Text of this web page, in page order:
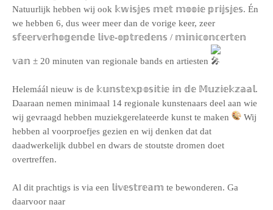
Natuurlijk hebben wij ook 𝕜𝕨𝕚𝕤𝕛𝕖𝕤 𝕞𝕖𝕥 𝕞𝕠𝕠𝕚𝕖 𝕡𝕣𝕚𝕛𝕤𝕛𝕖𝕤. Én
we hebben 6, dus weer meer dan de vorige keer, zeer
𝕤𝕗𝕖𝕖𝕣𝕧𝕖𝕣𝕙𝕠𝕘𝕖𝕟𝕕𝕖 𝕝𝕚𝕧𝕖-𝕠𝕡𝕥𝕣𝕖𝕕𝕖𝕟𝕤 / 𝕞𝕚𝕟𝕚𝕔𝕠𝕟𝕔𝕖𝕣𝕥𝕖𝕟
𝕧𝕒𝕟 ± 20 minuten van regionale bands en artiesten
Helemáál nieuw is de 𝕜𝕦𝕟𝕤𝕥𝕖𝕩𝕡𝕠𝕤𝕚𝕥𝕚𝕖 𝕚𝕟 𝕕𝕖 𝕄𝕦𝕫𝕚𝕖𝕜𝕫𝕒𝕒𝕝.
Daaraan nemen minimaal 14 regionale kunstenaars deel aan wie
wij gevraagd hebben muziekgerelateerde kunst te maken
Wij
hebben al voorproefjes gezien en wij denken dat dat
daadwerkelijk dubbel en dwars de stoutste dromen doet
overtreffen.
Al dit prachtigs is via een 𝕝𝕚𝕧𝕖𝕤𝕥𝕣𝕖𝕒𝕞 te bewonderen. Ga
daarvoor naar